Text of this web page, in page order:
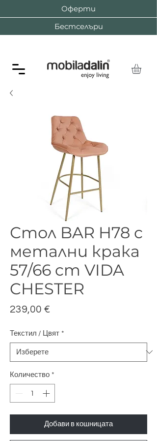
Оферти
Бестселъри
Стол BAR H78 с
метални крака
57/66 cm VIDA
CHESTER
239,00 €
Текстил / Цвят *
Количество *
Добави в кошницата